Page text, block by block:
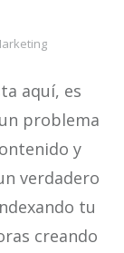
aquí, es
problema
y
verdadero
tu
creando